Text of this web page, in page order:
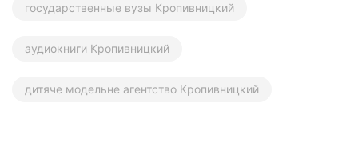
государственные вузы Кропивницкий
аудиокниги Кропивницкий
дитяче модельне агентство Кропивницкий